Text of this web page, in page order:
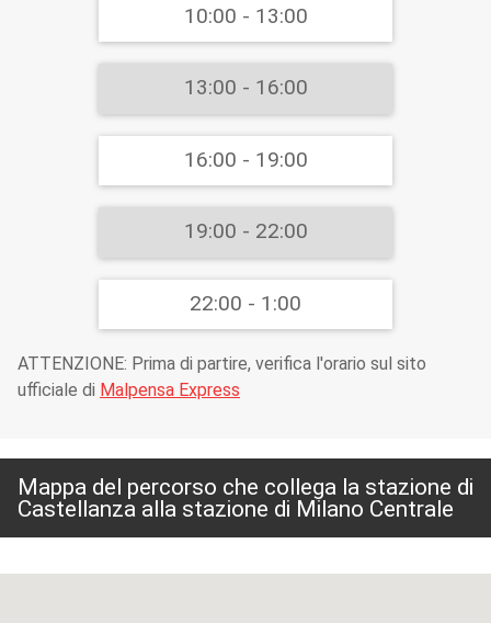
10:00 - 13:00
13:00 - 16:00
16:00 - 19:00
19:00 - 22:00
22:00 - 1:00
ATTENZIONE: Prima di partire, verifica l'orario sul sito
ufficiale di Malpensa Express
Mappa del percorso che collega la stazione di
Castellanza alla stazione di Milano Centrale